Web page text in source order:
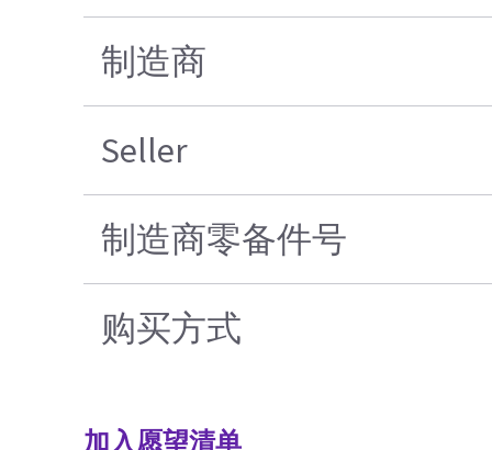
制造商
Seller
制造商零备件号
购买方式
加入愿望清单